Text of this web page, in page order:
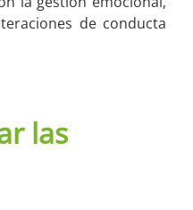
de conducta
las